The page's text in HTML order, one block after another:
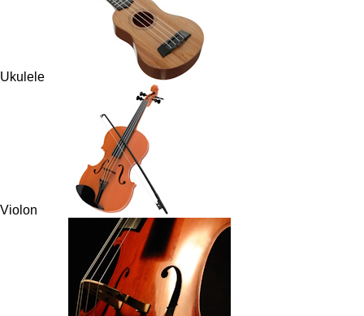
Ukulele
Violon